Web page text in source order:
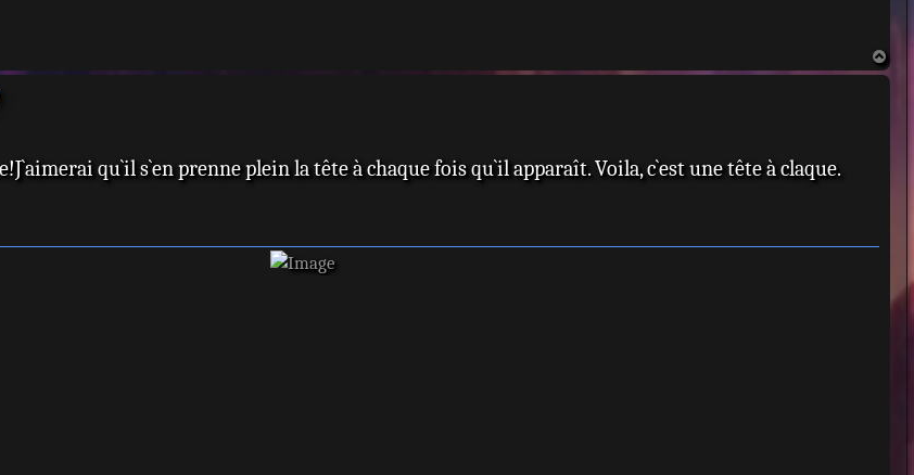
a
u
qu`il s`en prenne plein la tête à chaque fois qu`il apparaît. Voila, c`est une tête à claque.